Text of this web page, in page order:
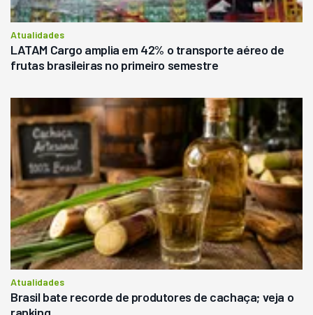
Atualidades
LATAM Cargo amplia em 42% o transporte aéreo de
frutas brasileiras no primeiro semestre
Atualidades
Brasil bate recorde de produtores de cachaça; veja o